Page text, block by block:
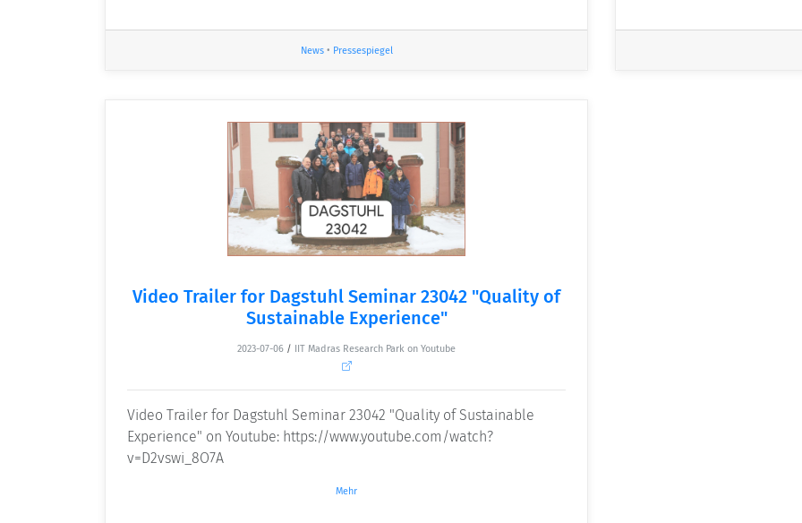
News• Pressespiegel
Video Trailer for Dagstuhl Seminar 23042 "Quality of
Sustainable Experience"
2023-07-06 / IIT Madras Research Park on Youtube
Video Trailer for Dagstuhl Seminar 23042 "Quality of Sustainable
Experience" on Youtube: https://www.youtube.com/watch?
v=D2vswi_8O7A
Mehr